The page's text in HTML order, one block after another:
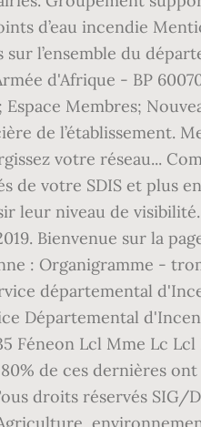
d’eau incendie
l’ensemble du
d'Afrique - BP
Membres;
de l’établissement.
votre réseau...
de votre SDIS et plus
leur niveau de
Bienvenue sur la
: Organigramme -
départemental
Départemental
Féneon Lcl Mme Lc
de ces dernières
droits réservés SIG/